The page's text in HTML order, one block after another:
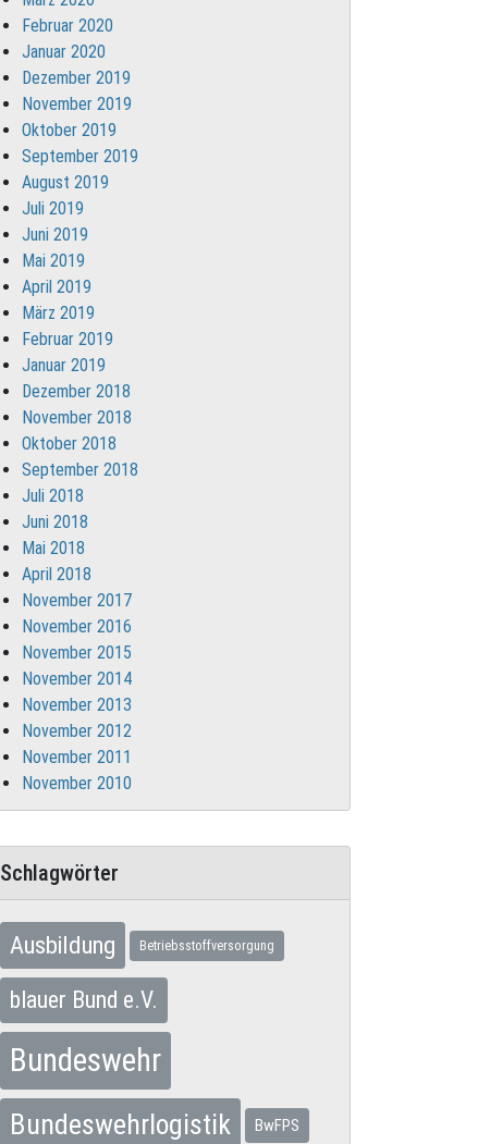
Februar 2020
Januar 2020
Dezember 2019
November 2019
Oktober 2019
September 2019
August 2019
Juli 2019
Juni 2019
Mai 2019
April 2019
März 2019
Februar 2019
Januar 2019
Dezember 2018
November 2018
Oktober 2018
September 2018
Juli 2018
Juni 2018
Mai 2018
April 2018
November 2017
November 2016
November 2015
November 2014
November 2013
November 2012
November 2011
November 2010
Schlagwörter
Ausbildung Betriebsstoffversorgung
blauer Bund e.V.
Bundeswehr
Bundeswehrlogistik BwFPS